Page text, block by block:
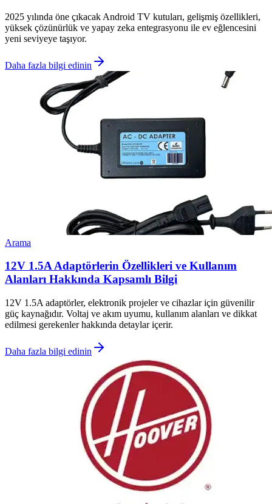
2025 yılında öne çıkacak Android TV kutuları, gelişmiş özellikleri,
yüksek çözünürlük ve yapay zeka entegrasyonu ile ev eğlencesini
yeni seviyeye taşıyor.
Daha fazla bilgi edinin
Arama
12V 1.5A Adaptörlerin Özellikleri ve Kullanım
Alanları Hakkında Kapsamlı Bilgi
12V 1.5A adaptörler, elektronik projeler ve cihazlar için güvenilir
güç kaynağıdır. Voltaj ve akım uyumu, kullanım alanları ve dikkat
edilmesi gerekenler hakkında detaylar içerir.
Daha fazla bilgi edinin